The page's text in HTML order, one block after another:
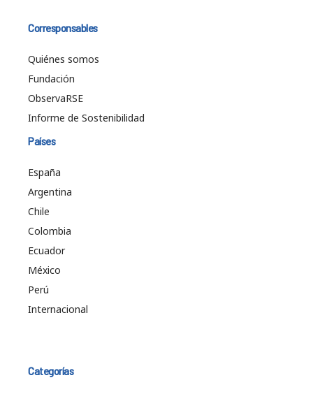
Corresponsables
Quiénes somos
Fundación
ObservaRSE
Informe de Sostenibilidad
Países
España
Argentina
Chile
Colombia
Ecuador
México
Perú
Internacional
Categorías